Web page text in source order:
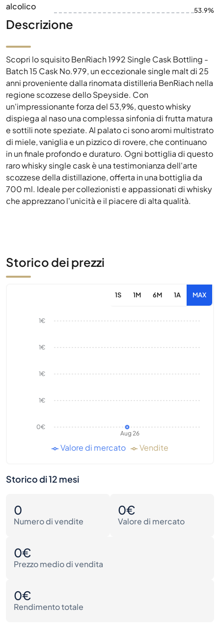
alcolico
53.9%
Descrizione
Scopri lo squisito BenRiach 1992 Single Cask Bottling -
Batch 15 Cask No.979, un eccezionale single malt di 25
anni proveniente dalla rinomata distilleria BenRiach nella
regione scozzese dello Speyside. Con
un'impressionante forza del 53,9%, questo whisky
dispiega al naso una complessa sinfonia di frutta matura
e sottili note speziate. Al palato ci sono aromi multistrato
di miele, vaniglia e un pizzico di rovere, che continuano
in un finale profondo e duraturo. Ogni bottiglia di questo
raro whisky single cask è una testimonianza dell'arte
scozzese della distillazione, offerta in una bottiglia da
700 ml. Ideale per collezionisti e appassionati di whisky
che apprezzano l'unicità e il piacere di alta qualità.
Storico dei prezzi
1S 1M 6M 1A MAX
Aug 26
0€
1€
1€
1€
1€
Valore di mercato Vendite
Storico di 12 mesi
0
Numero di vendite
0€
Valore di mercato
0€
Prezzo medio di vendita
0€
Rendimento totale